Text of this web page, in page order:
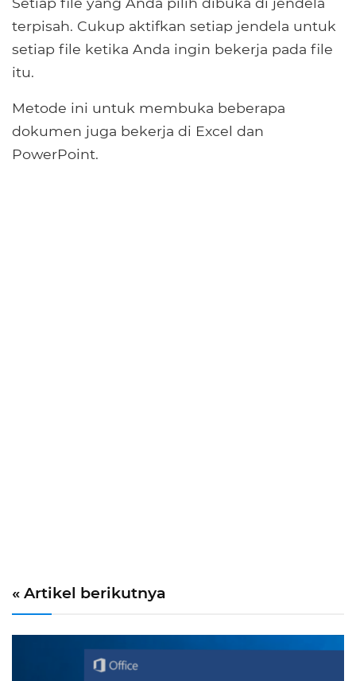
terpisah. Cukup aktifkan setiap jendela untuk
setiap file ketika Anda ingin bekerja pada file
itu.
Metode ini untuk membuka beberapa
dokumen juga bekerja di Excel dan
PowerPoint.
« Artikel berikutnya